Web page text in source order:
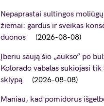
Nepaprastai sultingos
žiemai: gardus ir sveikas
duonos
2026-08-08
Įberiu saują šio „aukso” po
Kolorado vabalas sukiojasi
sklypą
2026-08-08
Maniau, kad pomidorus